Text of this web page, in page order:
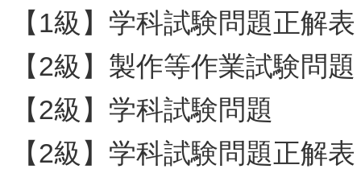
【1級】学科試験問題正解表
【2級】製作等作業試験問題
【2級】学科試験問題
【2級】学科試験問題正解表